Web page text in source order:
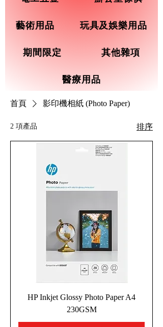
藝術用品 玩具及娛樂用品
期間限定 其他雜項
醫療用品
首頁 影印機相紙 (Photo Paper)
2 項產品 排序
HP Inkjet Glossy Photo Paper A4
230GSM